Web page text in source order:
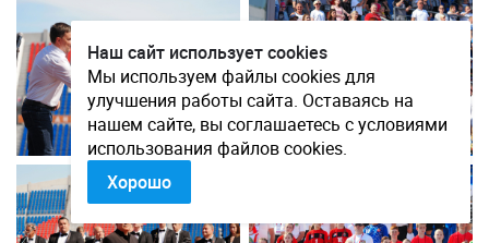
Наш сайт использует cookies
Мы используем файлы cookies для
улучшения работы сайта. Оставаясь на
нашем сайте, вы соглашаетесь с условиями
использования файлов cookies.
Хорошо